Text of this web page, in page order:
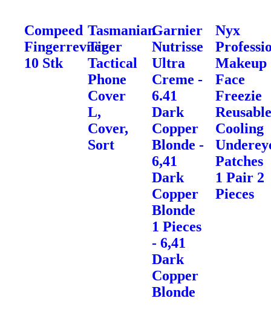
Compeed
Fingerrevner
10 Stk
Tasmanian
Tiger
Tactical
Phone
Cover
L,
Cover,
Sort
Garnier
Nutrisse
Ultra
Creme -
6.41
Dark
Copper
Blonde -
6,41
Dark
Copper
Blonde
1 Pieces
- 6,41
Dark
Copper
Blonde
Nyx
Makeup
Face
Freezie
Cooling
Patches
1 Pair 2
Pieces